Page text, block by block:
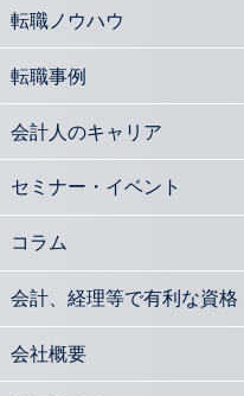
転職ノウハウ
転職事例
会計人のキャリア
セミナー・イベント
コラム
会計、経理等で有利な資格
会社概要